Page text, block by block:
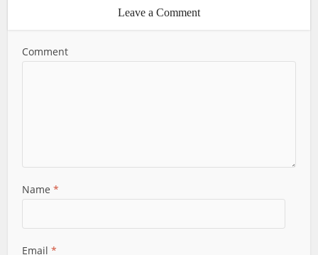
Leave a Comment
Comment
Name*
Email*